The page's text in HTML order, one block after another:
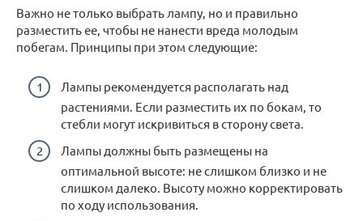
Важно не только выбрать лампу, но и правильно
разместить ее, чтобы не нанести вреда молодым
побегам. Принципы при этом следующие:
Лампы рекомендуется располагать над
растениями. Если разместить их по бокам, то
стебли могут искривиться в сторону света.
Лампы должны быть размещены на
оптимальной высоте: не слишком близко и не
слишком далеко. Высоту можно корректировать
по ходу использования.